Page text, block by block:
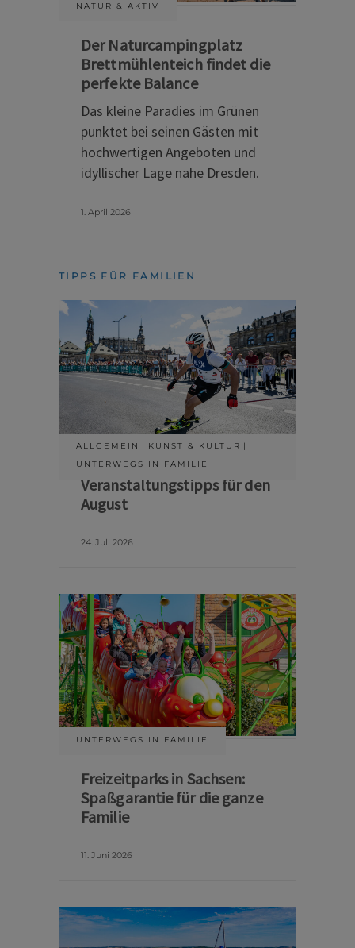
NATUR & AKTIV
Der Naturcampingplatz
Brettmühlenteich findet die
perfekte Balance
Das kleine Paradies im Grünen
punktet bei seinen Gästen mit
hochwertigen Angeboten und
idyllischer Lage nahe Dresden.
1. April 2026
TIPPS FÜR FAMILIEN
ALLGEMEIN
KUNST & KULTUR
UNTERWEGS IN FAMILIE
Veranstaltungstipps für den
August
24. Juli 2026
UNTERWEGS IN FAMILIE
Freizeitparks in Sachsen:
Spaßgarantie für die ganze
Familie
11. Juni 2026